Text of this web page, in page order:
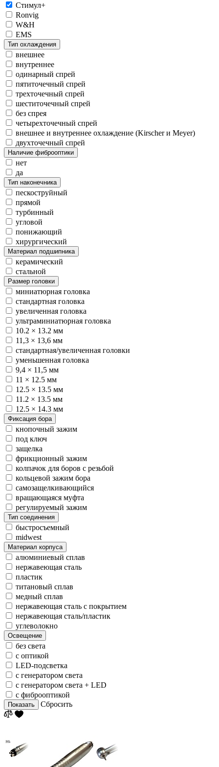
Стимул+
Ronvig
W&H
EMS
Тип охлаждения
внешнее
внутреннее
одинарный спрей
пятиточечный спрей
трехточечный спрей
шеститочечный спрей
без спрея
четырехточечный спрей
внешнее и внутреннее охлаждение (Kirscher и Meyer)
двухточечный спрей
Наличие фиброоптики
нет
да
Тип наконечника
пескоструйный
прямой
турбинный
угловой
понижающий
хирургический
Материал подшипника
керамический
стальной
Размер головки
миниатюрная головка
стандартная головка
увеличенная головка
ультраминиатюрная головка
10.2 × 13.2 мм
11,3 × 13,6 мм
стандартная/увеличенная головки
уменьшенная головка
9,4 × 11,5 мм
11 × 12.5 мм
12.5 × 13.5 мм
11.2 × 13.5 мм
12.5 × 14.3 мм
Фиксация бора
кнопочный зажим
под ключ
защелка
фрикционный зажим
колпачок для боров с резьбой
кольцевой зажим бора
самозащелкивающийся
вращающаяся муфта
регулируемый зажим
Тип соединения
быстросъемный
midwest
Материал корпуса
алюминиевый сплав
нержавеющая сталь
пластик
титановый сплав
медный сплав
нержавеющая сталь с покрытием
нержавеющая сталь/пластик
углеволокно
Освещение
без света
с оптикой
LED-подсветка
с генератором света
с генератором света + LED
с фиброоптикой
Показать Сбросить